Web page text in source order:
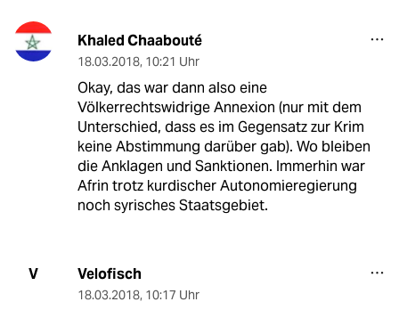
Khaled Chaabouté
18.03.2018, 10:21 Uhr
Okay, das war dann also eine
Völkerrechtswidrige Annexion (nur mit dem
Unterschied, dass es im Gegensatz zur Krim
keine Abstimmung darüber gab). Wo bleiben
die Anklagen und Sanktionen. Immerhin war
Afrin trotz kurdischer Autonomieregierung
noch syrisches Staatsgebiet.
V Velofisch
18.03.2018, 10:17 Uhr